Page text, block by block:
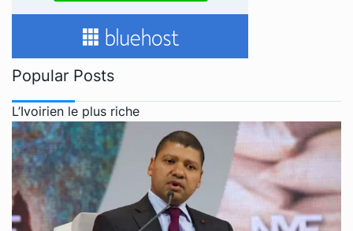
Popular Posts
L’Ivoirien le plus riche